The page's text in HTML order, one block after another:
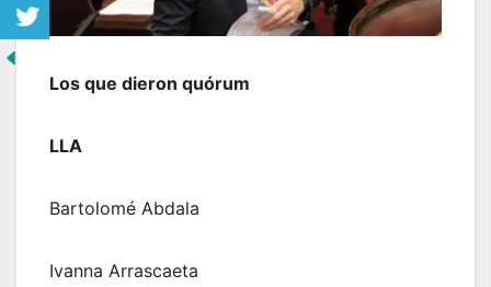
Los que dieron quórum
LLA
Bartolomé Abdala
Ivanna Arrascaeta